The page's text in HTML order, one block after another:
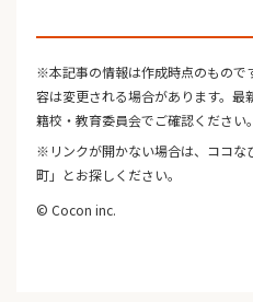
※本記事の情報は作成時点のもので
容は変更される場合があります。
籍校・教育委員会でご確認ください。
※リンクが開かない場合は、ココな
町」とお探しください。
© Cocon inc.